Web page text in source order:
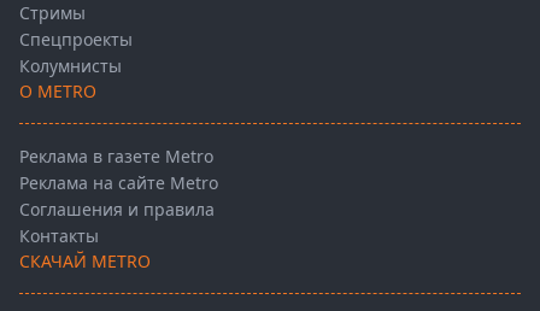
Стримы
Спецпроекты
Колумнисты
О METRO
Реклама в газете Metro
Реклама на сайте Metro
Соглашения и правила
Контакты
СКАЧАЙ METRO